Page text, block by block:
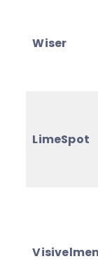
Wiser
LimeSpot